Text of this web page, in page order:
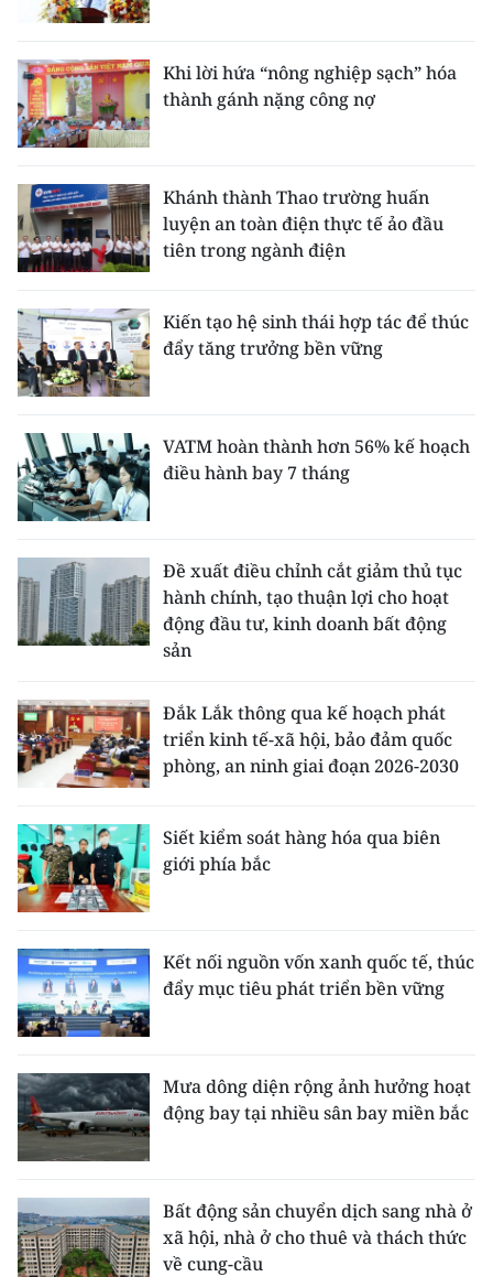
Khi lời hứa “nông nghiệp sạch” hóa
thành gánh nặng công nợ
Khánh thành Thao trường huấn
luyện an toàn điện thực tế ảo đầu
tiên trong ngành điện
Kiến tạo hệ sinh thái hợp tác để thúc
đẩy tăng trưởng bền vững
VATM hoàn thành hơn 56% kế hoạch
điều hành bay 7 tháng
Đề xuất điều chỉnh cắt giảm thủ tục
hành chính, tạo thuận lợi cho hoạt
động đầu tư, kinh doanh bất động
sản
Đắk Lắk thông qua kế hoạch phát
triển kinh tế-xã hội, bảo đảm quốc
phòng, an ninh giai đoạn 2026-2030
Siết kiểm soát hàng hóa qua biên
giới phía bắc
Kết nối nguồn vốn xanh quốc tế, thúc
đẩy mục tiêu phát triển bền vững
Mưa dông diện rộng ảnh hưởng hoạt
động bay tại nhiều sân bay miền bắc
Bất động sản chuyển dịch sang nhà ở
xã hội, nhà ở cho thuê và thách thức
về cung-cầu